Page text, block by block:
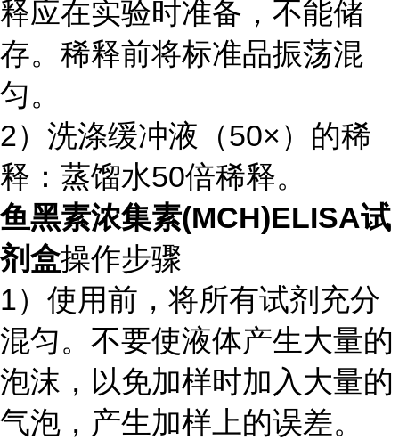
释应在实验时准备，不能储
存。稀释前将标准品振荡混
匀。
2）洗涤缓冲液（50×）的稀
释：蒸馏水50倍稀释。
鱼黑素浓集素(MCH)ELISA试
剂盒操作步骤
1）使用前，将所有试剂充分
混匀。不要使液体产生大量的
泡沫，以免加样时加入大量的
气泡，产生加样上的误差。